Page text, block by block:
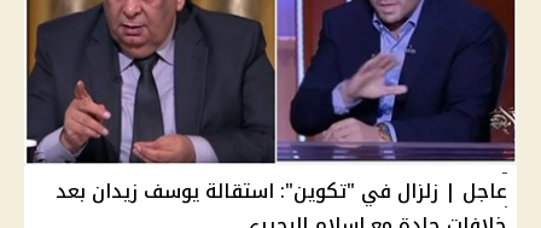
عاجل | زلزال في "تكوين": استقالة يوسف زيدان بعد